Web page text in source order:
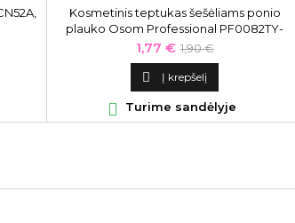
Kosmetinis teptukas šešėliams ponio
plauko Osom Professional PF0082TY-
14B.
Kaina
1,77 € Bazinė
kaina
1,90 €
 Į krepšelį
 Turime sandėlyje